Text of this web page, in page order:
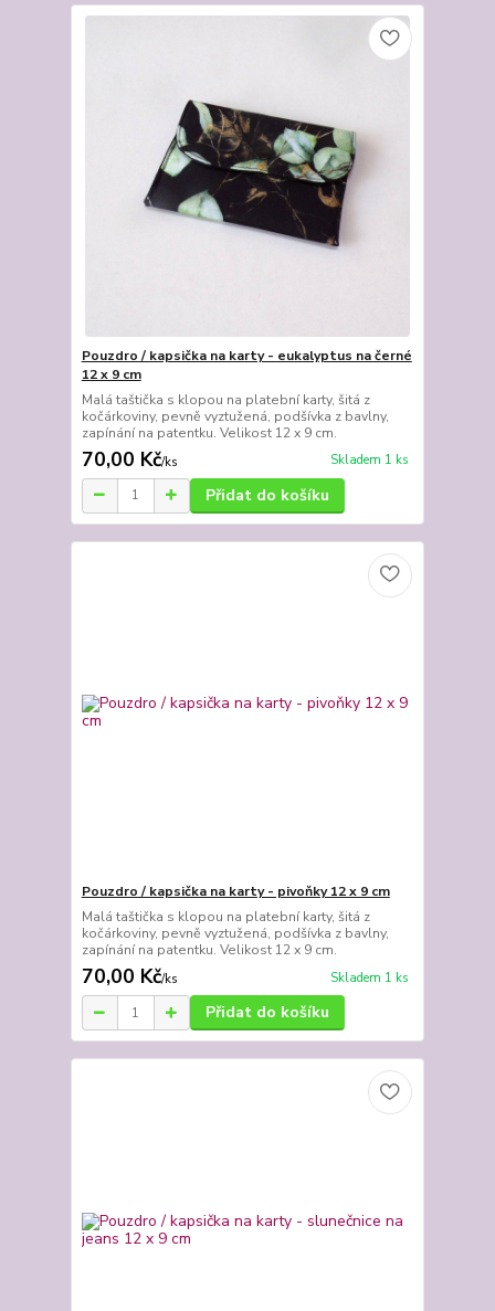
Pouzdro / kapsička na karty - eukalyptus na černé
12 x 9 cm
Malá taštička s klopou na platební karty, šitá z
kočárkoviny, pevně vyztužená, podšívka z bavlny,
zapínání na patentku. Velikost 12 x 9 cm.
70,00 Kč/ks Skladem 1 ks
Přidat do košíku
Pouzdro / kapsička na karty - pivoňky 12 x 9 cm
Malá taštička s klopou na platební karty, šitá z
kočárkoviny, pevně vyztužená, podšívka z bavlny,
zapínání na patentku. Velikost 12 x 9 cm.
70,00 Kč/ks Skladem 1 ks
Přidat do košíku